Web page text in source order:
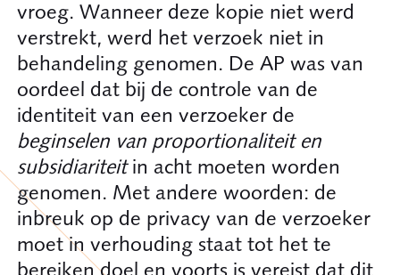
vroeg. Wanneer deze kopie niet werd
verstrekt, werd het verzoek niet in
behandeling genomen. De AP was van
oordeel dat bij de controle van de
identiteit van een verzoeker de
beginselen van proportionaliteit en
subsidiariteitin acht moeten worden
genomen. Met andere woorden: de
inbreuk op de privacy van de verzoeker
moet in verhouding staat tot het te
bereiken doel en voorts is vereist dat dit